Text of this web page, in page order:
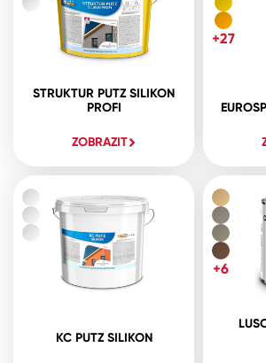
STRUKTUR PUTZ SILIKON
PROFI
ZOBRAZIT
+27
KC PUTZ SILIKON
+6